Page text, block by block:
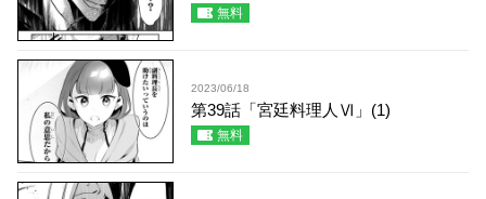
無料
2023/06/18
第39話「宮廷料理人Ⅵ」(1)
無料